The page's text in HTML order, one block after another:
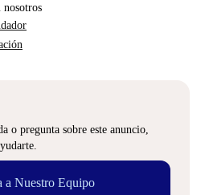
nosotros
o pregunta sobre este anuncio,
a Nuestro Equipo